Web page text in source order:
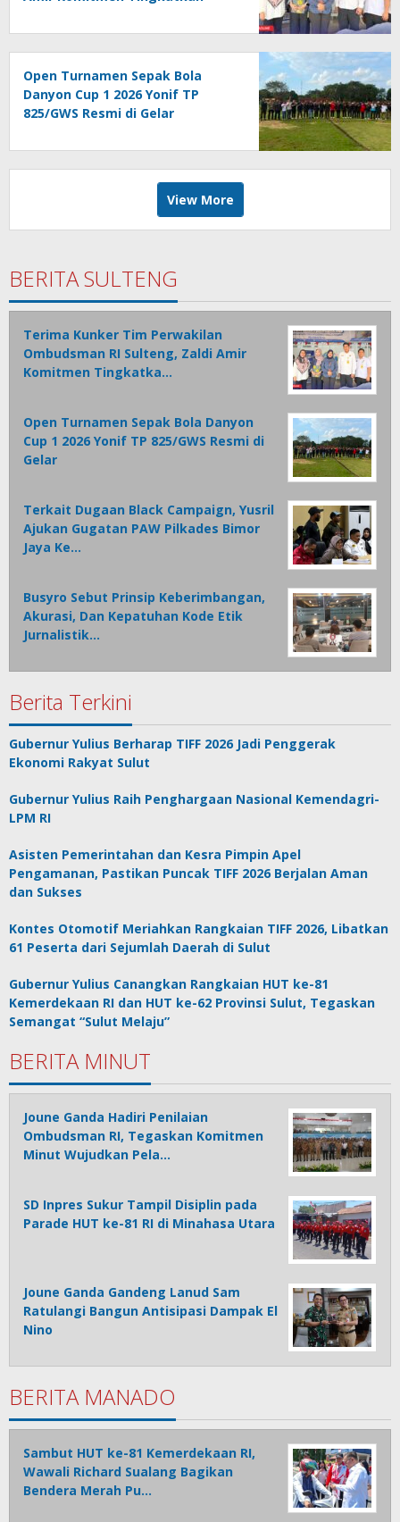
Akuntabel Bebas Mal
Administrasi
Open Turnamen Sepak Bola
Danyon Cup 1 2026 Yonif TP
825/GWS Resmi di Gelar
View More
BERITA SULTENG
Terima Kunker Tim Perwakilan
Ombudsman RI Sulteng, Zaldi Amir
Komitmen Tingkatka…
Open Turnamen Sepak Bola Danyon
Cup 1 2026 Yonif TP 825/GWS Resmi di
Gelar
Terkait Dugaan Black Campaign, Yusril
Ajukan Gugatan PAW Pilkades Bimor
Jaya Ke…
Busyro Sebut Prinsip Keberimbangan,
Akurasi, Dan Kepatuhan Kode Etik
Jurnalistik…
Berita Terkini
Gubernur Yulius Berharap TIFF 2026 Jadi Penggerak
Ekonomi Rakyat Sulut
Gubernur Yulius Raih Penghargaan Nasional Kemendagri-
LPM RI
Asisten Pemerintahan dan Kesra Pimpin Apel
Pengamanan, Pastikan Puncak TIFF 2026 Berjalan Aman
dan Sukses
Kontes Otomotif Meriahkan Rangkaian TIFF 2026, Libatkan
61 Peserta dari Sejumlah Daerah di Sulut
Gubernur Yulius Canangkan Rangkaian HUT ke-81
Kemerdekaan RI dan HUT ke-62 Provinsi Sulut, Tegaskan
Semangat “Sulut Melaju”
BERITA MINUT
Joune Ganda Hadiri Penilaian
Ombudsman RI, Tegaskan Komitmen
Minut Wujudkan Pela…
SD Inpres Sukur Tampil Disiplin pada
Parade HUT ke-81 RI di Minahasa Utara
Joune Ganda Gandeng Lanud Sam
Ratulangi Bangun Antisipasi Dampak El
Nino
BERITA MANADO
Sambut HUT ke-81 Kemerdekaan RI,
Wawali Richard Sualang Bagikan
Bendera Merah Pu…